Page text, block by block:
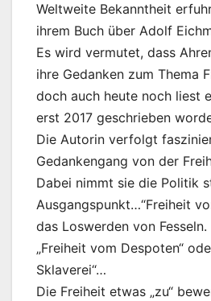
Weltweite Bekanntheit
ihrem Buch über Adolf
Es wird vermutet, dass
ihre Gedanken zum Thema
doch auch heute noch liest
erst 2017 geschrieben
Die Autorin verfolgt
Gedankengang von der
Dabei nimmt sie die Politik
Ausgangspunkt…“Freiheit
das Loswerden von Fesseln.
„Freiheit vom Despoten“
Sklaverei“…
Die Freiheit etwas „zu“